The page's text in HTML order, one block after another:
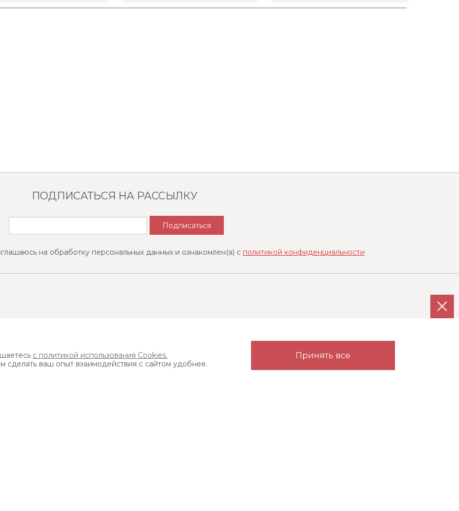
ПОДПИСАТЬСЯ НА РАССЫЛКУ
на обработку персональных данных и ознакомлен(a) с политикой конфиденциальности
Каталог
Гардеробные
Партнерам
с политикой использования Cookies.
сделать ваш опыт взаимодействия с сайтом удобнее.
Принять все